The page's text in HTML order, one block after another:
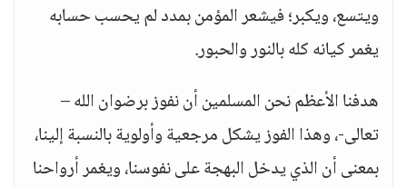
ويتسع، ويكبر؛ فيشعر المؤمن بمدد لم يحسب حسابه
يغمر كيانه كله بالنور والحبور.
هدفنا الأعظم نحن المسلمين أن نفوز برضوان الله –
تعالى-، وهذا الفوز يشكل مرجعية وأولوية بالنسبة إلينا،
بمعنى أن الذي يدخل البهجة على نفوسنا، ويغمر أرواحنا